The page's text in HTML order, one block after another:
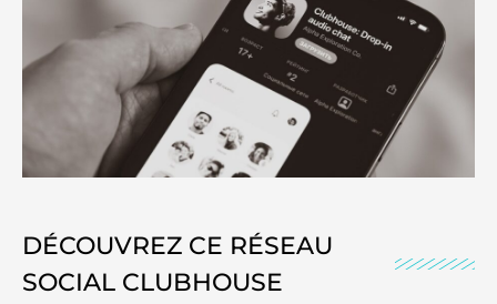
DÉCOUVREZ CE RÉSEAU
SOCIAL CLUBHOUSE